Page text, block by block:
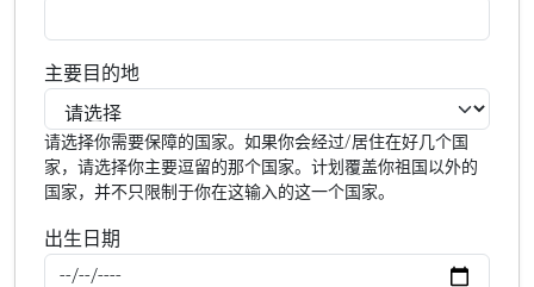
主要目的地
请选择你需要保障的国家。如果你会经过/居住在好几个国
家，请选择你主要逗留的那个国家。计划覆盖你祖国以外的
国家，并不只限制于你在这输入的这一个国家。
出生日期